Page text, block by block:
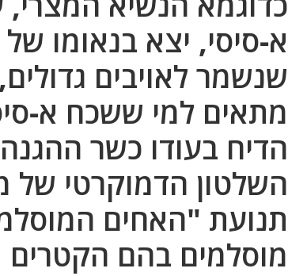
א-סיסי, יצא בנאומו
שנשמר לאויבים
מתאים למי ששכח א-
הדיח בעודו כשר
השלטון הדמוקרטי של
תנועת "האחים
מוסלמים בהם הקטרים